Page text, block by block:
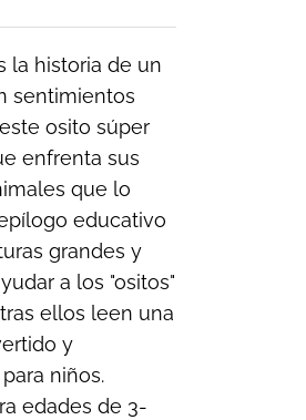
la historia de un
sentimientos
osito súper
enfrenta sus
que lo
educativo
grandes y
a los "ositos"
ellos leen una
y
niños.
edades de 3-